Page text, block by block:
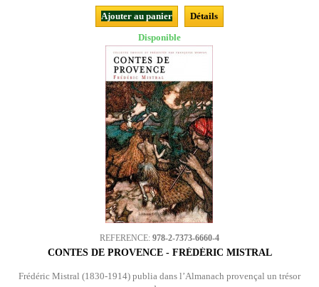
Ajouter au panier
Détails
Disponible
REFERENCE: 978-2-7373-6660-4
CONTES DE PROVENCE - FRÉDÉRIC MISTRAL
Frédéric Mistral (1830-1914) publia dans l’Almanach provençal un trésor